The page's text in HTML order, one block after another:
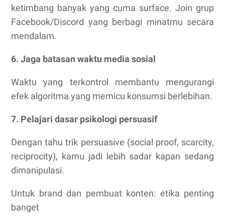
ketimbang banyak yang cuma surface. Join grup
Facebook/Discord yang berbagi minatmu secara
mendalam.
6. Jaga batasan waktu media sosial
Waktu yang terkontrol membantu mengurangi
efek algoritma yang memicu konsumsi berlebihan.
7. Pelajari dasar psikologi persuasif
Dengan tahu trik persuasive (social proof, scarcity,
reciprocity), kamu jadi lebih sadar kapan sedang
dimanipulasi.
Untuk brand dan pembuat konten: etika penting
banget